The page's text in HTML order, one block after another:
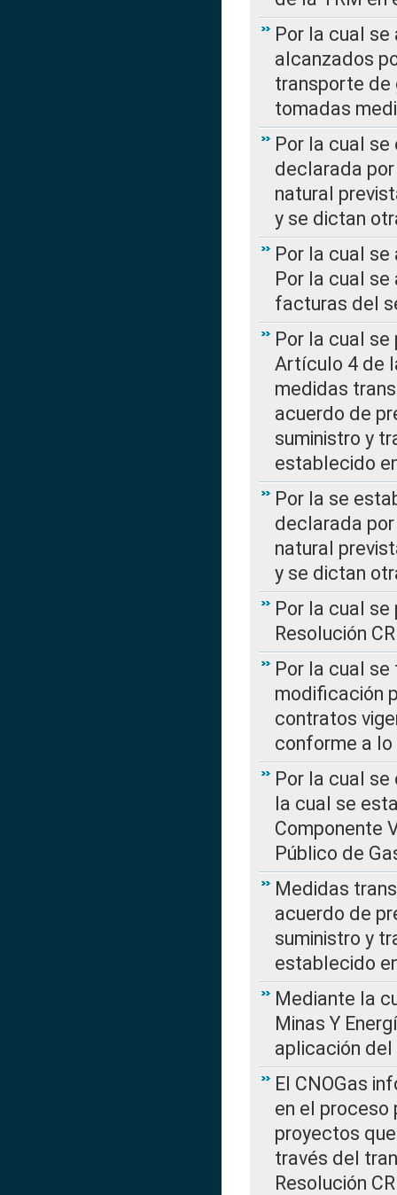
Por la cual
alcanzados
transporte de
tomadas
Por la cual
declarada
natural
y se dictan
Por la cual se
Por la cual
facturas del
Por la cual
Artículo 4 de
medidas
acuerdo de
suministro y
establecido
Por la se
declarada
natural
y se dictan
Por la cual
Resolución
Por la cual
modificación
contratos
conforme a lo
Por la cual se
la cual se
Componente
Público de
Medidas
acuerdo de
suministro y
establecido
Mediante la
Minas Y
aplicación
El CNOGas
en el proceso
proyectos
través del
Resolución